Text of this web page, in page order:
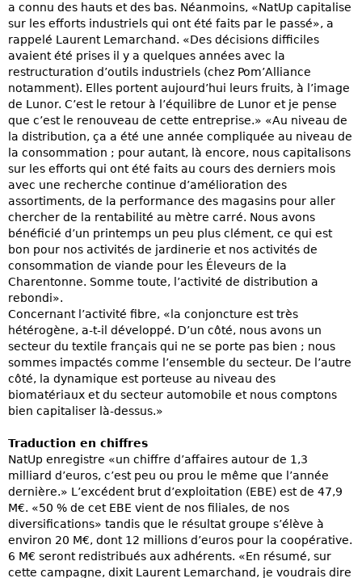
a connu des hauts et des bas. Néanmoins, «NatUp capitalise
sur les efforts industriels qui ont été faits par le passé», a
rappelé Laurent Lemarchand. «Des décisions difficiles
avaient été prises il y a quelques années avec la
restructuration d’outils industriels (chez Pom’Alliance
notamment). Elles portent aujourd’hui leurs fruits, à l’image
de Lunor. C’est le retour à l’équilibre de Lunor et je pense
que c’est le renouveau de cette entreprise.» «Au niveau de
la distribution, ça a été une année compliquée au niveau de
la consommation ; pour autant, là encore, nous capitalisons
sur les efforts qui ont été faits au cours des derniers mois
avec une recherche continue d’amélioration des
assortiments, de la performance des magasins pour aller
chercher de la rentabilité au mètre carré. Nous avons
bénéficié d’un printemps un peu plus clément, ce qui est
bon pour nos activités de jardinerie et nos activités de
consommation de viande pour les Éleveurs de la
Charentonne. Somme toute, l’activité de distribution a
rebondi».
Concernant l’activité fibre, «la conjoncture est très
hétérogène, a-t-il développé. D’un côté, nous avons un
secteur du textile français qui ne se porte pas bien ; nous
sommes impactés comme l’ensemble du secteur. De l’autre
côté, la dynamique est porteuse au niveau des
biomatériaux et du secteur automobile et nous comptons
bien capitaliser là-dessus.»
Traduction en chiffres
NatUp enregistre «un chiffre d’affaires autour de 1,3
milliard d’euros, c’est peu ou prou le même que l’année
dernière.» L’excédent brut d’exploitation (EBE) est de 47,9
M€. «50 % de cet EBE vient de nos filiales, de nos
diversifications» tandis que le résultat groupe s’élève à
environ 20 M€, dont 12 millions d’euros pour la coopérative.
6 M€ seront redistribués aux adhérents. «En résumé, sur
cette campagne, dixit Laurent Lemarchand, je voudrais dire